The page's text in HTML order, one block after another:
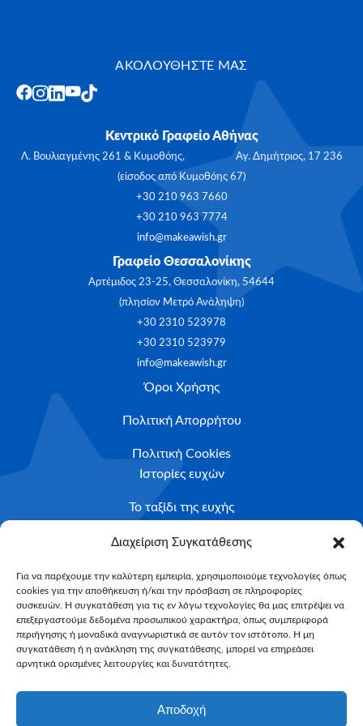
Διαχείριση Συγκατάθεσης
Για να παρέχουμε την καλύτερη εμπειρία, χρησιμοποιούμε τεχνολογίες όπως
cookies για την αποθήκευση ή/και την πρόσβαση σε πληροφορίες
συσκευών. Η συγκατάθεση για τις εν λόγω τεχνολογίες θα μας επιτρέψει να
επεξεργαστούμε δεδομένα προσωπικού χαρακτήρα, όπως συμπεριφορά
περιήγησης ή μοναδικά αναγνωριστικά σε αυτόν τον ιστότοπο. Η μη
συγκατάθεση ή η ανάκληση της συγκατάθεσης, μπορεί να επηρεάσει
αρνητικά ορισμένες λειτουργίες και δυνατότητες.
Αποδοχή
ΑΚΟΛΟΥΘΗΣΤΕ ΜΑΣ
Κεντρικό Γραφείο Αθήνας
Λ. Βουλιαγμένης 261 & Κυμοθόης, Αγ. Δημήτριος, 17 236
(είσοδος από Κυμοθόης 67)
+30 210 963 7660
+30 210 963 7774
info@makeawish.gr
Γραφείο Θεσσαλονίκης
Αρτέμιδος 23-25, Θεσσαλονίκη, 54644
(πλησίον Μετρό Ανάληψη)
+30 2310 523978
+30 2310 523979
info@makeawish.gr
Όροι Χρήσης
Πολιτική Απορρήτου
Πολιτική Cookies
Ιστορίες ευχών
Το ταξίδι της ευχής
Κριτήρια Καταλληλότητας
Υποβολή Αιτήματος
NEWSLETTER
Email*